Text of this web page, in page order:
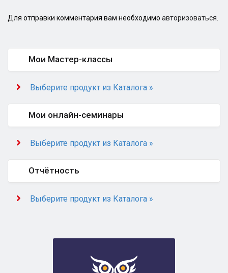
Для отправки комментария вам необходимо авторизоваться.
Мои Мастер-классы
Выберите продукт из Каталога »
Мои онлайн-семинары
Выберите продукт из Каталога »
Отчётность
Выберите продукт из Каталога »